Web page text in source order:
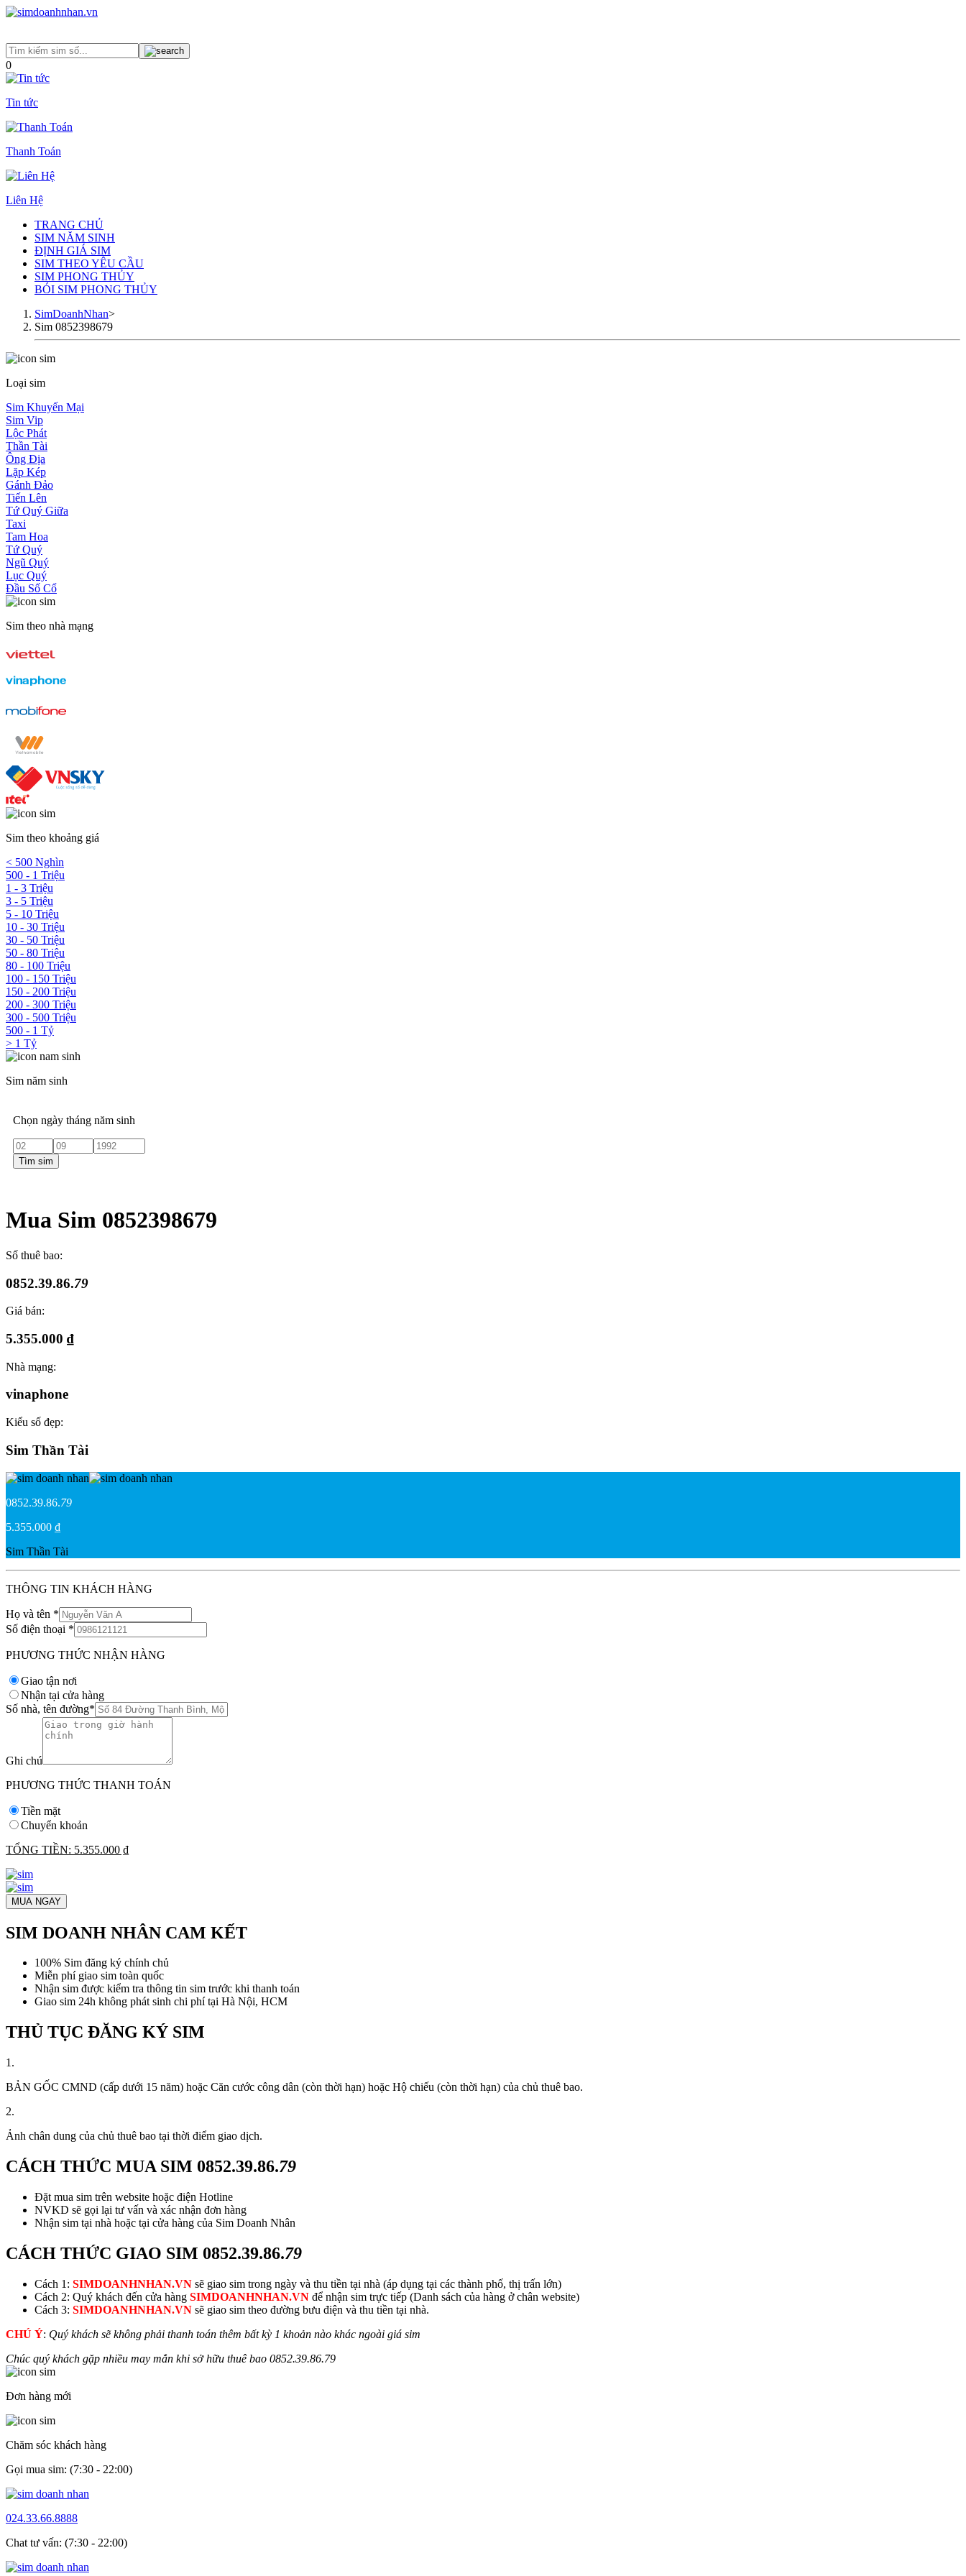
0
Tin tức
Thanh Toán
Liên Hệ
TRANG CHỦ
SIM NĂM SINH
ĐỊNH GIÁ SIM
SIM THEO YÊU CẦU
SIM PHONG THỦY
BÓI SIM PHONG THỦY
SimDoanhNhan>
Sim 0852398679
Loại sim
Sim Khuyến Mại
Sim Vip
Lộc Phát
Thần Tài
Ông Địa
Lặp Kép
Gánh Đảo
Tiến Lên
Tứ Quý Giữa
Taxi
Tam Hoa
Tứ Quý
Ngũ Quý
Lục Quý
Đầu Số Cổ
Sim theo nhà mạng
Sim theo khoảng giá
< 500 Nghìn
500 - 1 Triệu
1 - 3 Triệu
3 - 5 Triệu
5 - 10 Triệu
10 - 30 Triệu
30 - 50 Triệu
50 - 80 Triệu
80 - 100 Triệu
100 - 150 Triệu
150 - 200 Triệu
200 - 300 Triệu
300 - 500 Triệu
500 - 1 Tỷ
> 1 Tỷ
Sim năm sinh
Chọn ngày tháng năm sinh
Tìm sim
Mua Sim 0852398679
Số thuê bao:
0852.39.86.79
Giá bán:
5.355.000 ₫
Nhà mạng:
vinaphone
Kiểu số đẹp:
Sim Thần Tài
0852.39.86.79
5.355.000 ₫
Sim Thần Tài
THÔNG TIN KHÁCH HÀNG
Họ và tên *
Số điện thoại *
PHƯƠNG THỨC NHẬN HÀNG
Giao tận nơi
Nhận tại cửa hàng
Số nhà, tên đường*
Ghi chú
PHƯƠNG THỨC THANH TOÁN
Tiền mặt
Chuyển khoản
TỔNG TIỀN: 5.355.000 ₫
MUA NGAY
SIM DOANH NHÂN CAM KẾT
100% Sim đăng ký chính chủ
Miễn phí giao sim toàn quốc
Nhận sim được kiểm tra thông tin sim trước khi thanh toán
Giao sim 24h không phát sinh chi phí tại Hà Nội, HCM
THỦ TỤC ĐĂNG KÝ SIM
1.
BẢN GỐC CMND (cấp dưới 15 năm) hoặc Căn cước công dân (còn thời hạn) hoặc Hộ chiếu (còn thời hạn) của chủ thuê bao.
2.
Ảnh chân dung của chủ thuê bao tại thời điểm giao dịch.
CÁCH THỨC MUA SIM 0852.39.86.79
Đặt mua sim trên website hoặc điện Hotline
NVKD sẽ gọi lại tư vấn và xác nhận đơn hàng
Nhận sim tại nhà hoặc tại cửa hàng của Sim Doanh Nhân
CÁCH THỨC GIAO SIM 0852.39.86.79
Cách 1: SIMDOANHNHAN.VN sẽ giao sim trong ngày và thu tiền tại nhà (áp dụng tại các thành phố, thị trấn lớn)
Cách 2: Quý khách đến cửa hàng SIMDOANHNHAN.VN để nhận sim trực tiếp (Danh sách của hàng ở chân website)
Cách 3: SIMDOANHNHAN.VN sẽ giao sim theo đường bưu điện và thu tiền tại nhà.
CHÚ Ý: Quý khách sẽ không phải thanh toán thêm bất kỳ 1 khoản nào khác ngoài giá sim
Chúc quý khách gặp nhiều may mắn khi sở hữu thuê bao 0852.39.86.79
Đơn hàng mới
Chăm sóc khách hàng
Gọi mua sim: (7:30 - 22:00)
024.33.66.8888
Chat tư vấn: (7:30 - 22:00)